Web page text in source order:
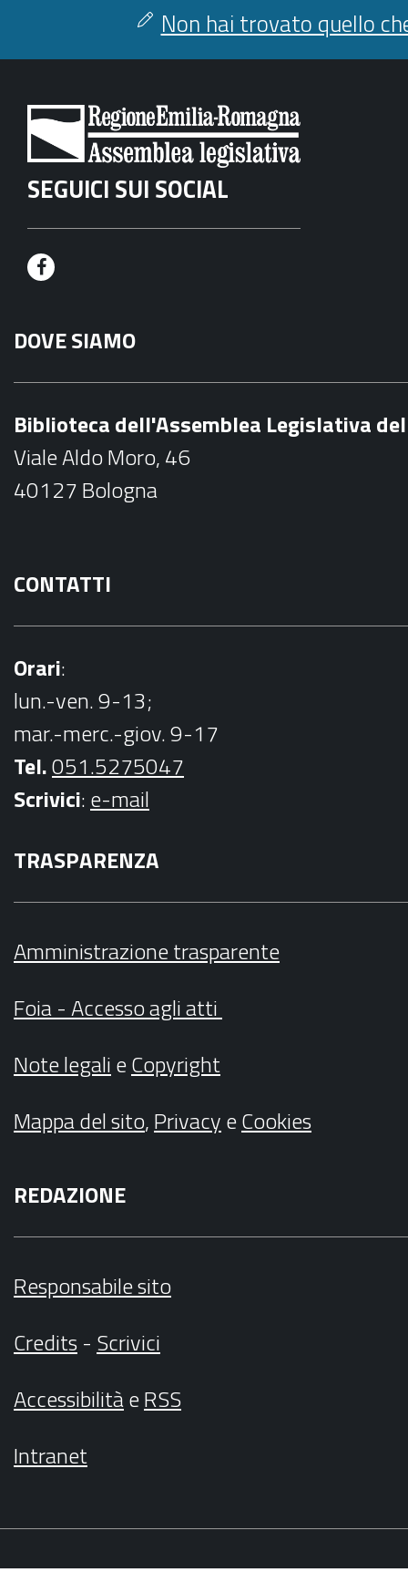
Non hai trovato quello
SEGUICI SUI SOCIAL
F
c
e
k
DOVE SIAMO
Biblioteca dell'Assemblea Legislativa
Viale Aldo Moro, 46
40127 Bologna
CONTATTI
Orari:
lun.-ven. 9-13;
mar.-merc.-giov. 9-17
Tel.051.5275047
Scrivici:e-mail
TRASPARENZA
Amministrazione trasparente
Foia - Accesso agli atti
Note legalieCopyright
Mappa del sito,PrivacyeCookies
REDAZIONE
Responsabile sito
Credits- Scrivici
AccessibilitàeRSS
Intranet